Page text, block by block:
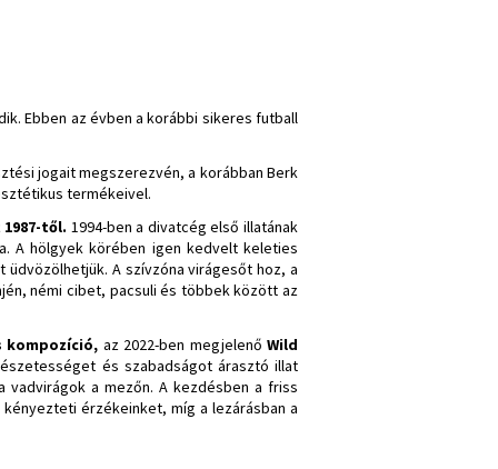
Ebben az évben a korábbi sikeres futball
jogait megszerezvén, a korábban Berk
termékeivel.
től. 1994-ben a divatcég első illatának
A hölgyek körében igen kedvelt keleties
A szívzóna virágesőt hoz, a
némi cibet, pacsuli és többek között az
kompozíció, az 2022-ben megjelenő Wild
és szabadságot árasztó illat
vadvirágok a mezőn. A kezdésben a friss
érzékeinket, míg a lezárásban a